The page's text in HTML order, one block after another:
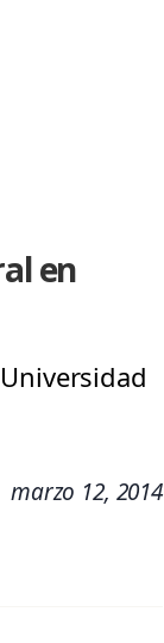
en
marzo 12, 2014